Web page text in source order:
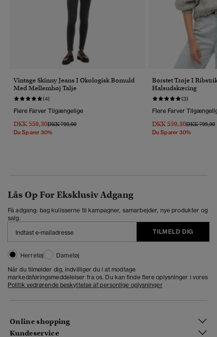
Vintage Skinny Jeans I Økologisk Bomuld
Med Mellemhøj Talje
(4)
Flere Farver Tilgængelige
DKK 559,30Pris Nedsat Fra
DKK 799,00Til
Du Sparer 30%
Børstet Trøje I
Halsudskæring
(3)
Flere Farver
DKK 559,30Pris Nedsat
DKK 799,00
Du Sparer 30%
Lås Op For Eksklusiv Adgang
Få adgang: bag kulisserne til kampagner, samarbejder, nye produkter og
salg.
TILMELD DIG
Herretøj
Dametøj
Når du tilmelder dig, indvilliger du i at modtage
markedsføringsmeddelelser fra os. Du kan finde flere oplysninger i vores
Politik vedrørende beskyttelse af personlige oplysninger
Online shopping
Kundeservice